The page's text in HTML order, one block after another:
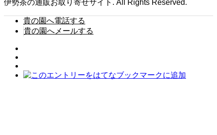
伊勢茶の通販お取り寄せサイト. All Rights Reserved.
貴の園へ電話する
貴の園へメールする